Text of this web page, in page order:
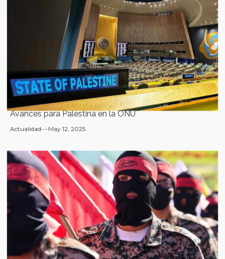
Avances para Palestina en la ONU
Actualidad May 12, 2025